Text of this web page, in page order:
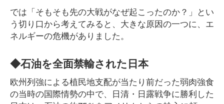
では「そもそも先の大戦がなぜ起こったのか？」とい
う切り口から考えてみると、大きな原因の一つに、エ
ネルギーの危機がありました。
◆石油を全面禁輸された日本
欧州列強による植民地支配が当たり前だった弱肉強食
の当時の国際情勢の中で、日清・日露戦争に勝利した